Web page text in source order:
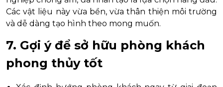
Các vật liệu này vừa bền, vừa thân thiện môi trường
và dễ dàng tạo hình theo mong muốn.
7. Gợi ý để sở hữu phòng khách
phong thủy tốt